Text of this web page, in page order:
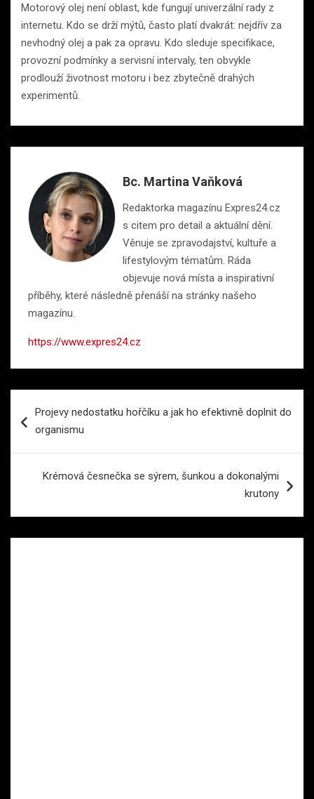
Motorový olej není oblast, kde fungují univerzální rady z
internetu. Kdo se drží mýtů, často platí dvakrát: nejdřív za
nevhodný olej a pak za opravu. Kdo sleduje specifikace,
provozní podmínky a servisní intervaly, ten obvykle
prodlouží životnost motoru i bez zbytečně drahých
experimentů.
Bc. Martina Vaňková
Redaktorka magazínu Expres24.cz
s citem pro detail a aktuální dění.
Věnuje se zpravodajství, kultuře a
lifestylovým tématům. Ráda
objevuje nová místa a inspirativní
příběhy, které následně přenáší na stránky našeho
magazínu.
https://www.expres24.cz
proProjevy nedostatku hořčíku a jak ho efektivně doplnit do
organismu
Krémová česnečka se sýrem, šunkou a dokonalými
krutony